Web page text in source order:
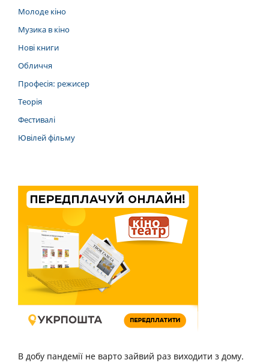
Молоде кіно
Музика в кіно
Нові книги
Обличчя
Професія: режисер
Теорія
Фестивалі
Ювілей фільму
В добу пандемії не варто зайвий раз виходити з дому.